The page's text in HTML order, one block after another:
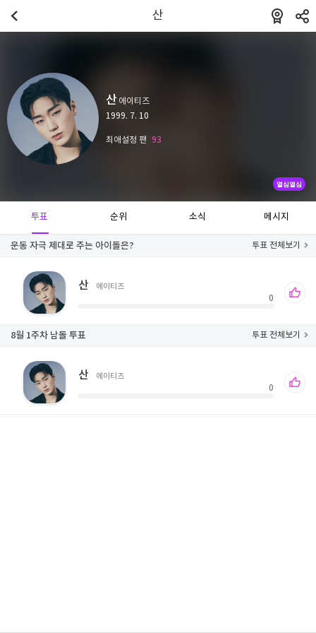
산
산 에이티즈
1999. 7. 10
최애설정 팬 93
열심열심
투표 순위 소식 메시지
운동 자극 제대로 주는 아이돌은? 투표 전체보기
산 에이티즈
0
8월 1주차 남돌 투표 투표 전체보기
산 에이티즈
0